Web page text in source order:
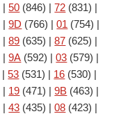
|50 (846) |72 (831) |
|9D (766) |01 (754) |
|89 (635) |87 (625) |
|9A (592) |03 (579) |
|53 (531) | 16 (530) |
| 19 (471) |9B (463) |
|43 (435) |08 (423) |